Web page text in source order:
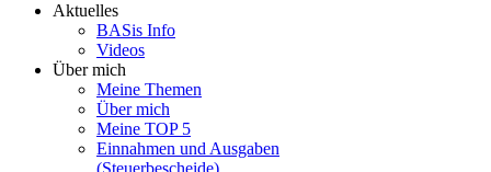
Aktuelles
BASis Info
Videos
Über mich
Meine Themen
Über mich
Meine TOP 5
Einnahmen und Ausgaben
(Steuerbescheide)